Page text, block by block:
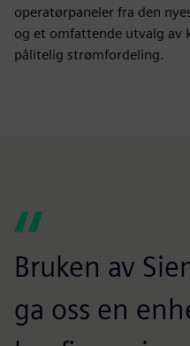
operatørpaneler fra den
og et omfattende utvalg av
pålitelig strømfordeling.
Bruken av
ga oss en